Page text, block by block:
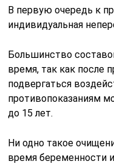
В первую очередь к
индивидуальная
Большинство
время, так как после
подвергаться
противопоказаниям
до 15 лет.
Ни одно такое
время беременности